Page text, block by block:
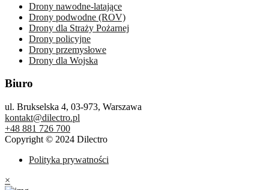
Drony nawodne-latające
Drony podwodne (ROV)
Drony dla Straży Pożarnej
Drony policyjne
Drony przemysłowe
Drony dla Wojska
Biuro
ul. Brukselska 4, 03-973, Warszawa
kontakt@dilectro.pl
+48 881 726 700
Copyright © 2024 Dilectro
Polityka prywatności
×